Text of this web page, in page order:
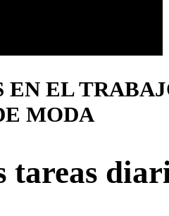
EL
MODA
tareas